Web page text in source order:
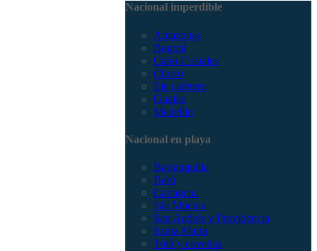
Nacional imperdible
Amazonas
Bogotá
Caño Cristales
Chocó
Eje cafetero
Guajira
Medellín
Nacional en playa
Barranquilla
Barú
Cartagena
Isla Múcura
San Andrés y Providencia
Santa Marta
Tolú y coveñas